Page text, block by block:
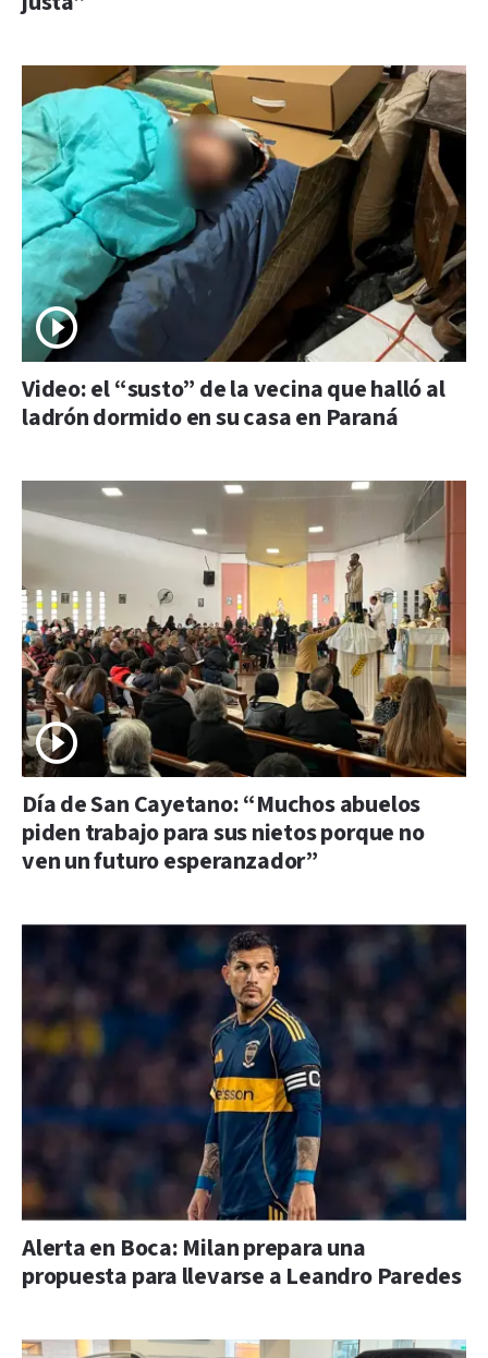
Video: el “susto” de la vecina que halló al
ladrón dormido en su casa en Paraná
Día de San Cayetano: “Muchos abuelos
piden trabajo para sus nietos porque no
ven un futuro esperanzador”
Alerta en Boca: Milan prepara una
propuesta para llevarse a Leandro Paredes